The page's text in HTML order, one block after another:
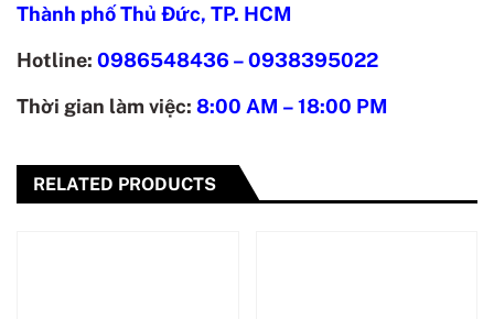
Thành phố Thủ Đức, TP. HCM
Hotline: 0986548436 –0938395022
Thời gian làm việc: 8:00 AM – 18:00 PM
RELATED PRODUCTS